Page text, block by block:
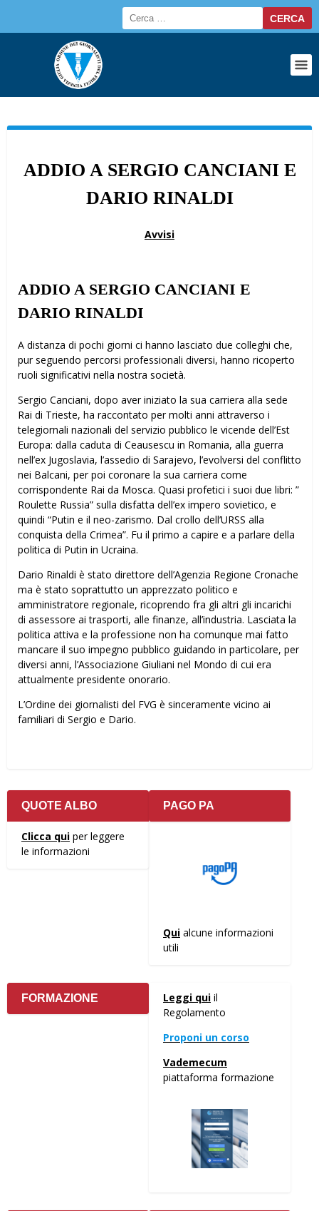
ADDIO A SERGIO CANCIANI E
DARIO RINALDI
Avvisi
ADDIO A SERGIO CANCIANI E
DARIO RINALDI
A distanza di pochi giorni ci hanno lasciato due colleghi che,
pur seguendo percorsi professionali diversi, hanno ricoperto
ruoli significativi nella nostra società.
Sergio Canciani, dopo aver iniziato la sua carriera alla sede
Rai di Trieste, ha raccontato per molti anni attraverso i
telegiornali nazionali del servizio pubblico le vicende dell’Est
Europa: dalla caduta di Ceausescu in Romania, alla guerra
nell’ex Jugoslavia, l’assedio di Sarajevo, l’evolversi del conflitto
nei Balcani, per poi coronare la sua carriera come
corrispondente Rai da Mosca. Quasi profetici i suoi due libri: ”
Roulette Russia” sulla disfatta dell’ex impero sovietico, e
quindi “Putin e il neo-zarismo. Dal crollo dell’URSS alla
conquista della Crimea”. Fu il primo a capire e a parlare della
politica di Putin in Ucraina.
Dario Rinaldi è stato direttore dell’Agenzia Regione Cronache
ma è stato soprattutto un apprezzato politico e
amministratore regionale, ricoprendo fra gli altri gli incarichi
di assessore ai trasporti, alle finanze, all’industria. Lasciata la
politica attiva e la professione non ha comunque mai fatto
mancare il suo impegno pubblico guidando in particolare, per
diversi anni, l’Associazione Giuliani nel Mondo di cui era
attualmente presidente onorario.
L’Ordine dei giornalisti del FVG è sinceramente vicino ai
familiari di Sergio e Dario.
QUOTE ALBO
Clicca qui per leggere
le informazioni
PAGO PA
Qui alcune informazioni
utili
FORMAZIONE Leggi qui il
Regolamento
Proponi un corso
Vademecum
piattaforma formazione